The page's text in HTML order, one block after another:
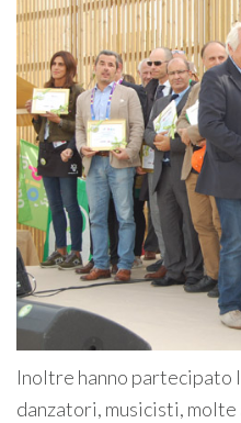
Inoltre hanno partecipato
danzatori, musicisti,